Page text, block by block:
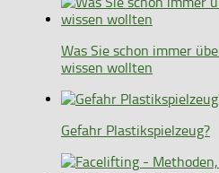
Was Sie schon immer
wissen wollten
Gefahr Plastikspielzeug?